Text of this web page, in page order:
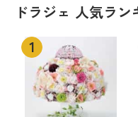
ドラジェ 人気ラン